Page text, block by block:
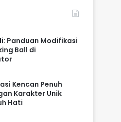
Panduan Modifikasi
Ball di
Kencan Penuh
Karakter Unik
Hati